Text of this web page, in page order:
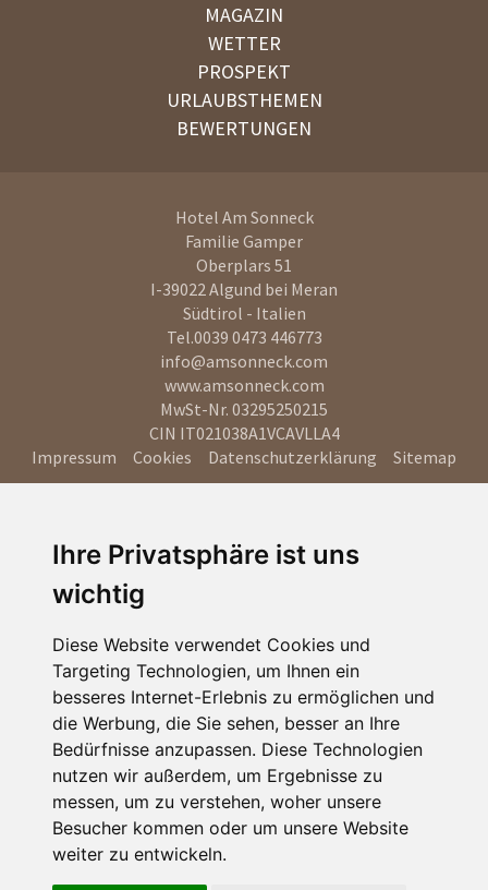
Ihre Privatsphäre ist uns
wichtig
Diese Website verwendet Cookies und
Targeting Technologien, um Ihnen ein
besseres Internet-Erlebnis zu ermöglichen und
die Werbung, die Sie sehen, besser an Ihre
Bedürfnisse anzupassen. Diese Technologien
nutzen wir außerdem, um Ergebnisse zu
messen, um zu verstehen, woher unsere
Besucher kommen oder um unsere Website
weiter zu entwickeln.
MAGAZIN
WETTER
PROSPEKT
URLAUBSTHEMEN
BEWERTUNGEN
Hotel Am Sonneck
Familie Gamper
Oberplars 51
I-39022 Algund bei Meran
Südtirol - Italien
Tel.0039 0473 446773
info@amsonneck.com
www.amsonneck.com
MwSt-Nr. 03295250215
CIN IT021038A1VCAVLLA4
Impressum
Cookies Datenschutzerklärung Sitemap